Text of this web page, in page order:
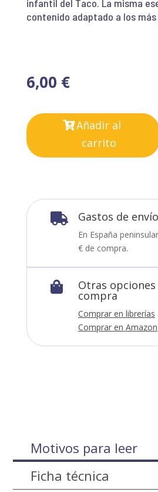
infantil del Taco. La misma
contenido adaptado a los más
6,00 €
Añadir al
carrito
 Gastos de
En España
€ de compra.
 Otras opciones
compra
Comprar en librerías
Comprar en Amazon
Motivos para leer
Ficha técnica